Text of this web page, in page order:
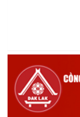
(26/11/2025)
Hiệu quả từ nguồn
các hộ nghèo, cận